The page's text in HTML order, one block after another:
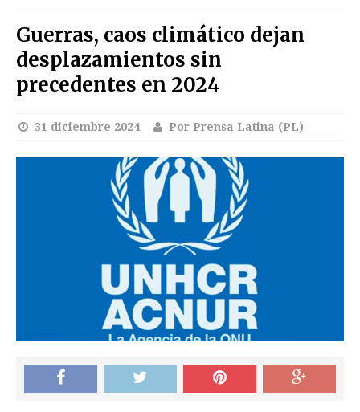
Guerras, caos climático dejan
desplazamientos sin
precedentes en 2024
31 diciembre 2024 Por Prensa Latina (PL)